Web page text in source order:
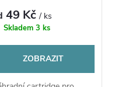
49 Kč/ ks
Skladem 3 ks
ZOBRAZIT